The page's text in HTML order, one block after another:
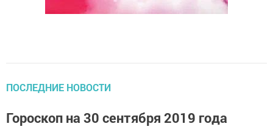
ПОСЛЕДНИЕ НОВОСТИ
Гороскоп на 30 сентября 2019 года